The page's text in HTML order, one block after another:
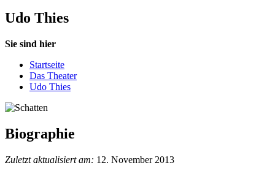
Udo Thies
Sie sind hier
Startseite
Das Theater
Udo Thies
Biographie
Zuletzt aktualisiert am: 12. November 2013